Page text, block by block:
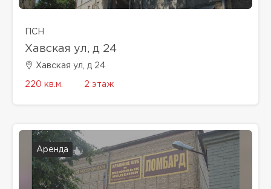
ПСН
Хавская ул, д 24
Хавская ул, д 24
220 кв.м. 2 этаж
Аренда